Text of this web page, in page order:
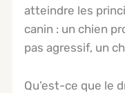
atteindre les
canin : un chien
pas agressif, un
Qu’est-ce que le